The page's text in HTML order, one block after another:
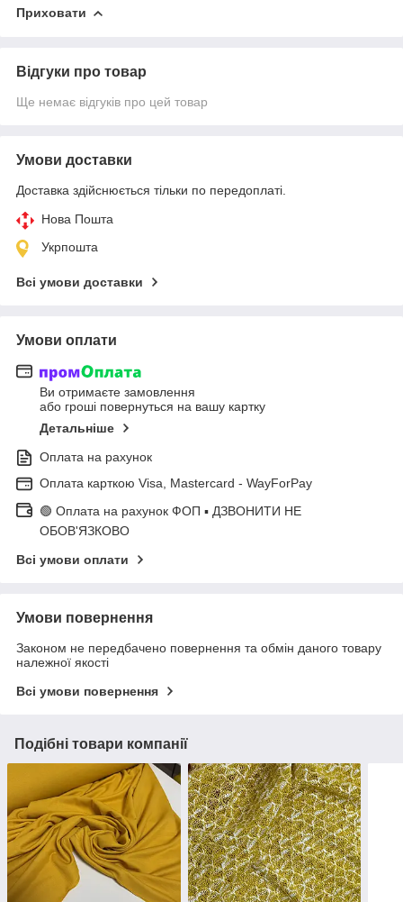
Приховати
Відгуки про товар
Ще немає відгуків про цей товар
Умови доставки
Доставка здійснюється тільки по передоплаті.
Нова Пошта
Укрпошта
Всі умови доставки
Умови оплати
Ви отримаєте замовлення
або гроші повернуться на вашу картку
Детальніше
Оплата на рахунок
Оплата карткою Visa, Mastercard - WayForPay
🟢 Оплата на рахунок ФОП ▪ ДЗВОНИТИ НЕ
ОБОВ'ЯЗКОВО
Всі умови оплати
Умови повернення
Законом не передбачено повернення та обмін даного товару
належної якості
Всі умови повернення
Подібні товари компанії